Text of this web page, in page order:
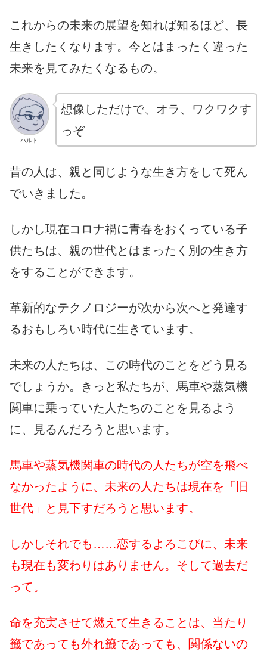
これからの未来の展望を知れば知るほど、長
生きしたくなります。今とはまったく違った
未来を見てみたくなるもの。
ハルト
想像しただけで、オラ、ワクワクす
っぞ
昔の人は、親と同じような生き方をして死ん
でいきました。
しかし現在コロナ禍に青春をおくっている子
供たちは、親の世代とはまったく別の生き方
をすることができます。
革新的なテクノロジーが次から次へと発達す
るおもしろい時代に生きています。
未来の人たちは、この時代のことをどう見る
でしょうか。きっと私たちが、馬車や蒸気機
関車に乗っていた人たちのことを見るよう
に、見るんだろうと思います。
馬車や蒸気機関車の時代の人たちが空を飛べ
なかったように、未来の人たちは現在を「旧
世代」と見下すだろうと思います。
しかしそれでも……恋するよろこびに、未来
も現在も変わりはありません。そして過去だ
って。
命を充実させて燃えて生きることは、当たり
籤であっても外れ籤であっても、関係ないの